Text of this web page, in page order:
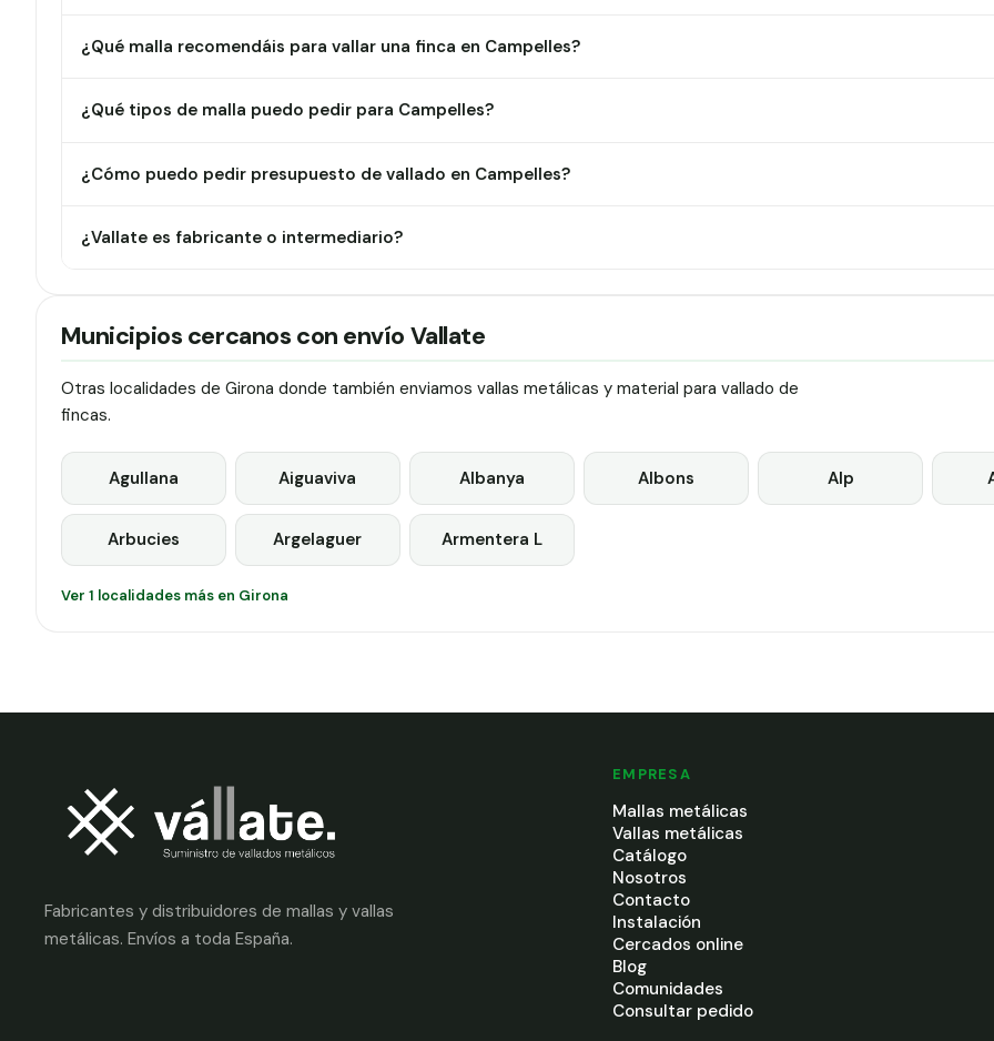
¿Qué malla recomendáis para vallar una finca en Campelles?
¿Qué tipos de malla puedo pedir para Campelles?
¿Cómo puedo pedir presupuesto de vallado en Campelles?
¿Vallate es fabricante o intermediario?
Municipios cercanos con envío Vallate
Otras localidades de Girona donde también enviamos vallas metálicas y material para vallado de
fincas.
Agullana Aiguaviva Albanya Albons Alp
Arbucies Argelaguer Armentera L
Ver 1 localidades más en Girona
Fabricantes y distribuidores de mallas y vallas
metálicas. Envíos a toda España.
EMPRESA
Mallas metálicas
Vallas metálicas
Catálogo
Nosotros
Contacto
Instalación
Cercados online
Blog
Comunidades
Consultar pedido